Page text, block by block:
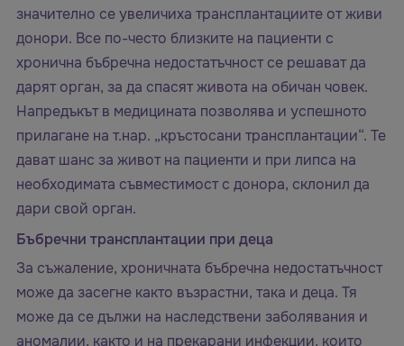
значително се увеличиха трансплантациите от живи
донори. Все по-често близките на пациенти с
хронична бъбречна недостатъчност се решават да
дарят орган, за да спасят живота на обичан човек.
Напредъкът в медицината позволява и успешното
прилагане на т.нар. „кръстосани трансплантации“. Те
дават шанс за живот на пациенти и при липса на
необходимата съвместимост с донора, склонил да
дари свой орган.
Бъбречни трансплантации при деца
За съжаление, хроничната бъбречна недостатъчност
може да засегне както възрастни, така и деца. Тя
може да се дължи на наследствени заболявания и
аномалии, както и на прекарани инфекции, които